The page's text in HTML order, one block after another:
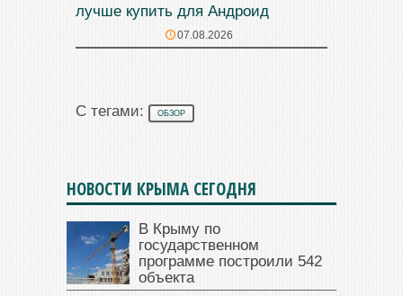
лучше купить для Андроид
07.08.2026
С тегами: ОБЗОР
НОВОСТИ КРЫМА СЕГОДНЯ
В Крыму по
государственном
программе построили 542
объекта